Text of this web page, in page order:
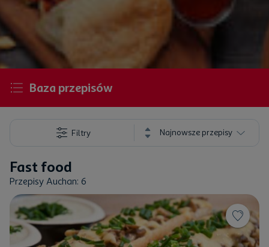
Baza przepisów
Filtry Najnowsze przepisy
Fast food
Przepisy Auchan: 6